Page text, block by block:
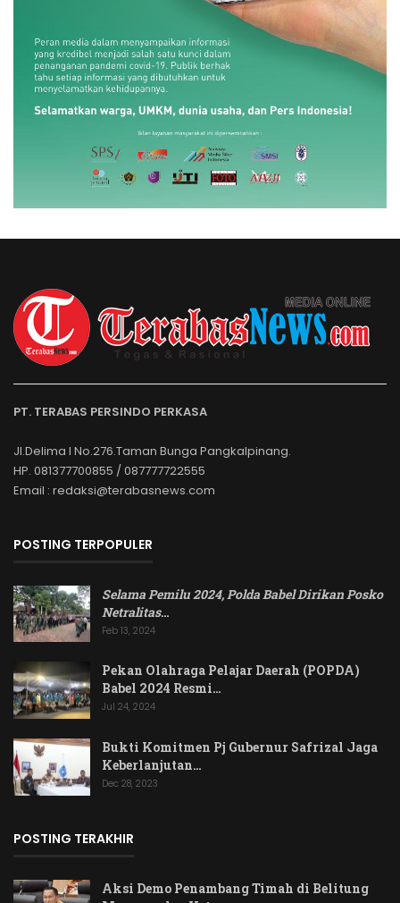
PT. TERABAS PERSINDO PERKASA
Jl.Delima I No.276.Taman Bunga Pangkalpinang.
HP. 081377700855 / 087777722555
Email : redaksi@terabasnews.com
POSTING TERPOPULER
Selama Pemilu 2024, Polda Babel Dirikan Posko
Netralitas…
Feb 13, 2024
Pekan Olahraga Pelajar Daerah (POPDA)
Babel 2024 Resmi…
Jul 24, 2024
Bukti Komitmen Pj Gubernur Safrizal Jaga
Keberlanjutan…
Dec 28, 2023
POSTING TERAKHIR
Aksi Demo Penambang Timah di Belitung